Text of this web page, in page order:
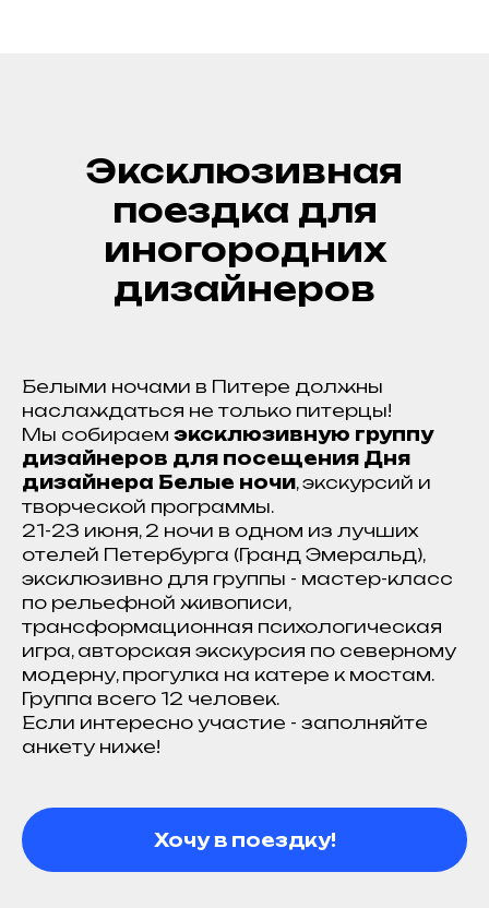
Эксклюзивная
поездка для
иногородних
дизайнеров
Белыми ночами в Питере должны
наслаждаться не только питерцы!
Мы собираем эксклюзивную группу
дизайнеров для посещения Дня
дизайнера Белые ночи, экскурсий и
творческой программы.
21-23 июня, 2 ночи в одном из лучших
отелей Петербурга (Гранд Эмеральд),
эксклюзивно для группы - мастер-класс
по рельефной живописи,
трансформационная психологическая
игра, авторская экскурсия по северному
модерну, прогулка на катере к мостам.
Группа всего 12 человек.
Если интересно участие - заполняйте
анкету ниже!
Хочу в поездку!